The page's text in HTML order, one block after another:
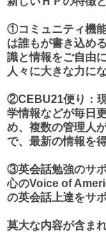
①コミュニティ機
は誰もが書き込め
識と情報をご自由
人々に大きな力に
②CEBU21便り ：
学情報などが毎日
め、複数の管理人
で、最新の情報を
③英会話勉強のサ
心のVoice of
の英会話上達をサ
莫大な内容が含ま